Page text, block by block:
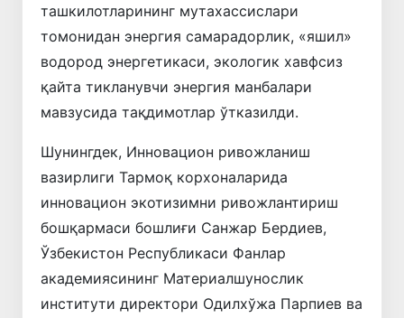
ташкилотларининг мутахассислари
томонидан энергия самарадорлик, «яшил»
водород энергетикаси, экологик хавфсиз
қайта тикланувчи энергия манбалари
мавзусида тақдимотлар ўтказилди.
Шунингдек, Инновацион ривожланиш
вазирлиги Тармоқ корхоналарида
инновацион экотизимни ривожлантириш
бошқармаси бошлиғи Санжар Бердиев,
Ўзбекистон Республикаси Фанлар
академиясининг Материалшунослик
институти директори Одилхўжа Парпиев ва